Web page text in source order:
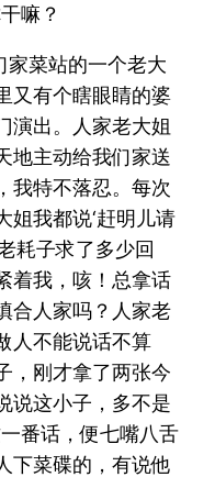
嘛？
家菜站的一个老大
又有个瞎眼睛的婆
演出。人家老大姐
地主动给我们家送
我特不落忍。每次
姐我都说‘赶明儿请
耗子求了多少回
着我，咳！总拿话
合人家吗？人家老
人不能说话不算
，刚才拿了两张今
说这小子，多不是
番话，便七嘴八舌
下菜碟的，有说他